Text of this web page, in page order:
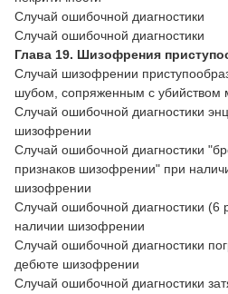
Случай ошибочной диагностики
Случай ошибочной диагностики
Глава 19. Шизофрения
Случай шизофрении
шубом, сопряженным с убийством
Случай ошибочной диагностики
шизофрении
Случай ошибочной диагностики
признаков шизофрении" при
шизофрении
Случай ошибочной диагностики (6
наличии шизофрении
Случай ошибочной диагностики
дебюте шизофрении
Случай ошибочной диагностики